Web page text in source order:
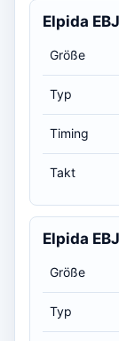
Elpida
Größe
Typ
Timing
Takt
Elpida
Größe
Typ